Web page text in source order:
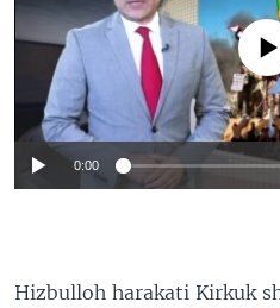
No media source
0:00
Hizbulloh harakati Kirkuk